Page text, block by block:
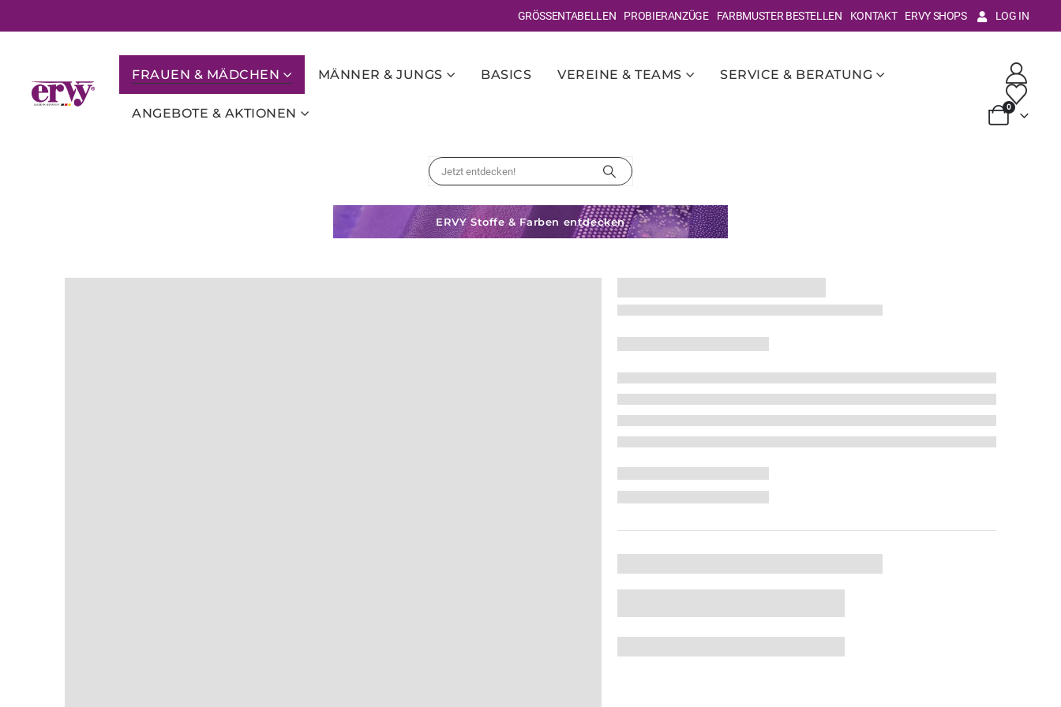
GRÖSSENTABELLEN PROBIERANZÜGE FARBMUSTER BESTELLEN KONTAKT ERVY SHOPS LOG IN
FRAUEN & MÄDCHEN MÄNNER & JUNGS BASICS VEREINE & TEAMS SERVICE & BERATUNG
ANGEBOTE & AKTIONEN 0
ERVY Stoffe & Farben entdecken